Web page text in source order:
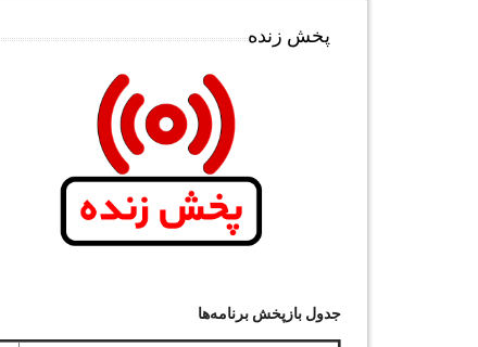
پخش زنده
جدول بازپخش برنامه‌ها